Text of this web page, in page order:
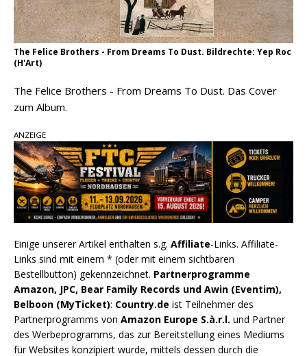
The Felice Brothers - From Dreams To Dust. Bildrechte: Yep Roc
(H'Art)
The Felice Brothers - From Dreams To Dust. Das Cover
zum Album.
ANZEIGE
Einige unserer Artikel enthalten s.g. Affiliate-Links. Affiliate-
Links sind mit einem * (oder mit einem sichtbaren
Bestellbutton) gekennzeichnet. Partnerprogramme
Amazon, JPC, Bear Family Records und Awin (Eventim),
Belboon (MyTicket): Country.de ist Teilnehmer des
Partnerprogramms von Amazon Europe S.à.r.l. und Partner
des Werbeprogramms, das zur Bereitstellung eines Mediums
für Websites konzipiert wurde, mittels dessen durch die